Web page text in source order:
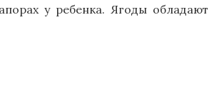
у ребенка. Ягоды обладают